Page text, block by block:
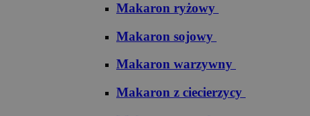
Makaron ryżowy
Makaron sojowy
Makaron warzywny
Makaron z ciecierzycy